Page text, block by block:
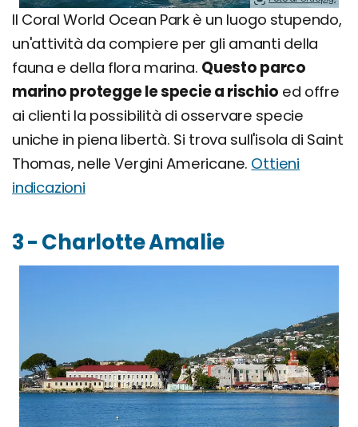
Il Coral World Ocean Park è un luogo stupendo,
un'attività da compiere per gli amanti della
fauna e della flora marina. Questo parco
marino protegge le specie a rischio ed offre
ai clienti la possibilità di osservare specie
uniche in piena libertà. Si trova sull'isola di Saint
Thomas, nelle Vergini Americane. Ottieni
indicazioni
3 - Charlotte Amalie